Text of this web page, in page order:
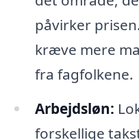
påvirker
kræve mere
fra fagfolkene.
Arbejdsløn:
forskellige